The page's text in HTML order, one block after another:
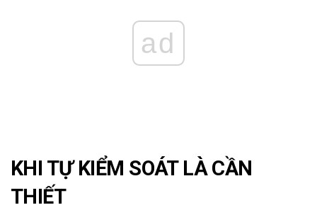
ad
KHI TỰ KIỂM SOÁT LÀ CẦN
THIẾT